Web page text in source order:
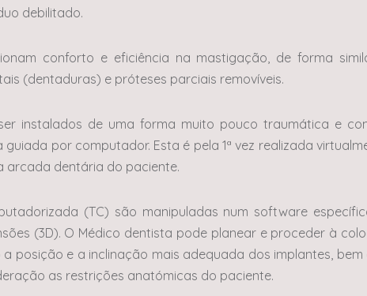
debilitado.
conforto e eficiência na mastigação, de forma
(dentaduras) e próteses parciais removíveis.
instalados de uma forma muito pouco traumática e
por computador. Esta é pela 1ª vez realizada
arcada dentária do paciente.
(TC) são manipuladas num software
(3D). O Médico dentista pode planear e proceder à
posição e a inclinação mais adequada dos implantes,
as restrições anatómicas do paciente.